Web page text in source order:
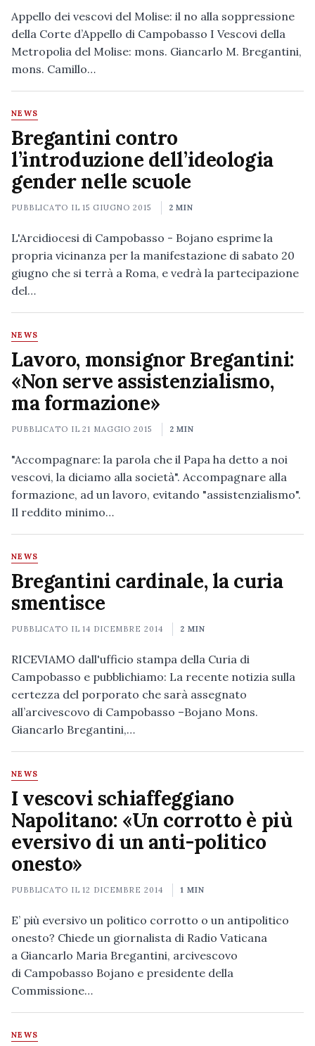
Appello dei vescovi del Molise: il no alla soppressione
della Corte d’Appello di Campobasso I Vescovi della
Metropolia del Molise: mons. Giancarlo M. Bregantini,
mons. Camillo…
NEWS
Bregantini contro
l’introduzione dell’ideologia
gender nelle scuole
PUBBLICATO IL15 GIUGNO 2015 2 MIN
L'Arcidiocesi di Campobasso - Bojano esprime la
propria vicinanza per la manifestazione di sabato 20
giugno che si terrà a Roma, e vedrà la partecipazione
del…
NEWS
Lavoro, monsignor Bregantini:
«Non serve assistenzialismo,
ma formazione»
PUBBLICATO IL21 MAGGIO 2015 2 MIN
"Accompagnare: la parola che il Papa ha detto a noi
vescovi, la diciamo alla società". Accompagnare alla
formazione, ad un lavoro, evitando "assistenzialismo".
Il reddito minimo…
NEWS
Bregantini cardinale, la curia
smentisce
PUBBLICATO IL14 DICEMBRE 2014 2 MIN
RICEVIAMO dall'ufficio stampa della Curia di
Campobasso e pubblichiamo: La recente notizia sulla
certezza del porporato che sarà assegnato
all’arcivescovo di Campobasso –Bojano Mons.
Giancarlo Bregantini,…
NEWS
I vescovi schiaffeggiano
Napolitano: «Un corrotto è più
eversivo di un anti-politico
onesto»
PUBBLICATO IL12 DICEMBRE 2014 1 MIN
E’ più eversivo un politico corrotto o un antipolitico
onesto? Chiede un giornalista di Radio Vaticana
a Giancarlo Maria Bregantini, arcivescovo
di Campobasso Bojano e presidente della
Commissione…
NEWS